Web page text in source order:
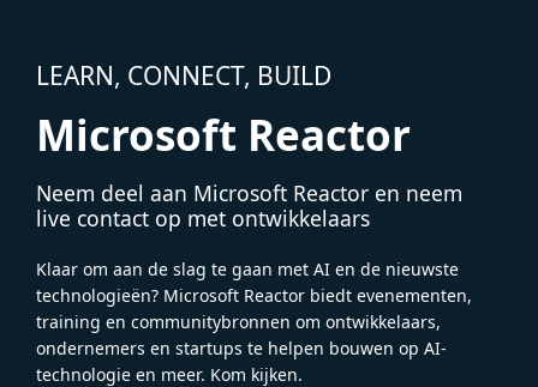
LEARN, CONNECT, BUILD
Microsoft Reactor
Neem deel aan Microsoft Reactor en neem
live contact op met ontwikkelaars
Klaar om aan de slag te gaan met AI en de nieuwste
technologieën? Microsoft Reactor biedt evenementen,
training en communitybronnen om ontwikkelaars,
ondernemers en startups te helpen bouwen op AI-
technologie en meer. Kom kijken.